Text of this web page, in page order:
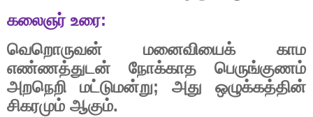
கலைஞர் உரை:
வெறொருவன்
மனைவியைக்
காம
எண்ணத்துடன்
நோக்காத
பெருங்குணம்
அறநெறி
மட்டுமன்று; அது
ஒழுக்கத்தின்
சிகரமும் ஆகும்.